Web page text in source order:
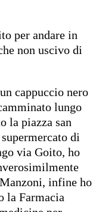
per andare in
non uscivo di
cappuccio nero
lungo
la piazza san
di
via Goito, ho
infine ho
la Farmacia